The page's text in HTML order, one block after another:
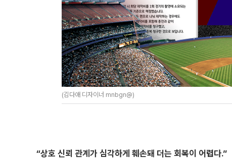
(김다애 디자이너 mnbgn@)
“상호 신뢰 관계가 심각하게 훼손돼 더는 회복이 어렵다.”